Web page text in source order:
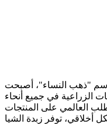
باسم "ذهب النساء"، أصبحت
الزراعية في جميع أنحاء
العالمي على المنتجات
أخلاقي، توفر زبدة الشيا